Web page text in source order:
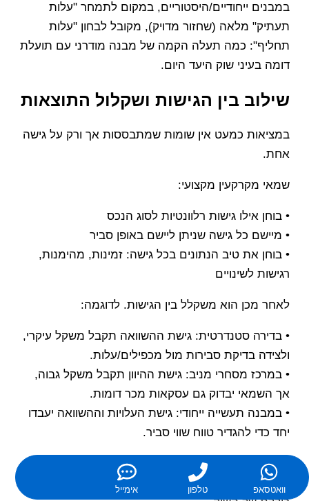
במבנים ייחודיים/היסטוריים, במקום לתמחר "עלות
תעתיק" מלאה (שחזור מדויק), מקובל לבחון "עלות
תחליף": כמה תעלה הקמה של מבנה מודרני עם תועלת
דומה בעיני שוק היעד היום.
שילוב בין הגישות ושקלול התוצאות
במציאות כמעט אין שומות שמתבססות אך ורק על גישה
אחת.
שמאי מקרקעין מקצועי:
• בוחן אילו גישות רלוונטיות לסוג הנכס
• מיישם כל גישה שניתן ליישם באופן סביר
• בוחן את טיב הנתונים בכל גישה: זמינות, מהימנות,
רגישות לשינויים
לאחר מכן הוא משקלל בין הגישות. לדוגמה:
• בדירה סטנדרטית: גישת ההשוואה תקבל משקל עיקרי,
ולצידה בדיקת סבירות מול מכפילים/עלות.
• במרכז מסחרי מניב: גישת ההיוון תקבל משקל גבוה,
אך השמאי יבדוק גם עסקאות מכר דומות.
• במבנה תעשייה ייחודי: גישת העלויות וההשוואה יעבדו
יחד כדי להגדיר טווח שווי סביר.
המטרה היא ששווי השוק הסופי יהיה תוצאה של חשיבה
אינטגרטיבית – לא של "נוסחה אחת", אלא של בדיקה
וואטסאפ טלפון אימייל